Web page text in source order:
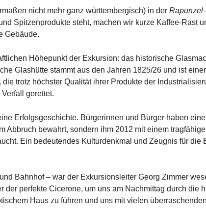
nicht mehr ganz württembergisch) in der
Spitzenprodukte steht, machen wir kurze Kaffee-Rast
Gebäude.
Höhepunkt der Exkursion: das historische
Glashütte stammt aus den Jahren 1825/26 und ist
trotz höchster Qualität ihrer Produkte der
gerettet.
Erfolgsgeschichte. Bürgerinnen und Bürger haben
Abbruch bewahrt, sondern ihm 2012 mit einem
Ein bedeutendes Kulturdenkmal und Zeugnis für die
Bahnhof – war der Exkursionsleiter Georg Zimmer
der perfekte Cicerone, um uns am Nachmittag durch die
Haus zu führen und uns mit vielen